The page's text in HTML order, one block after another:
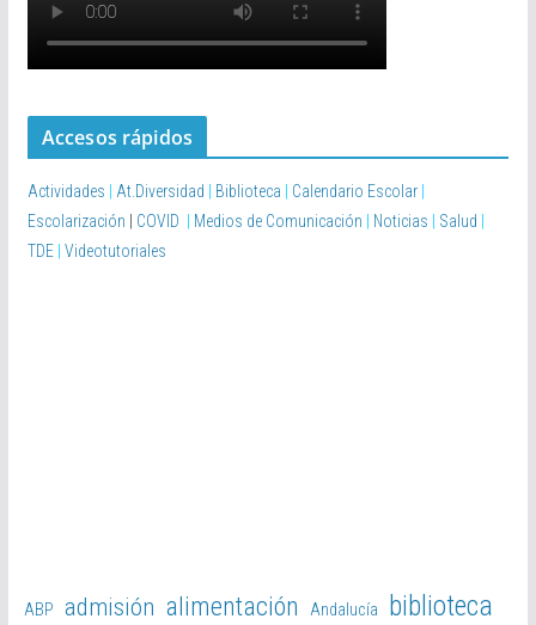
Accesos rápidos
Actividades At.Diversidad Biblioteca Calendario Escolar
Escolarización
COVID Medios de Comunicación Noticias Salud
TDE Videotutoriales
ABP admisión alimentación Andalucía biblioteca